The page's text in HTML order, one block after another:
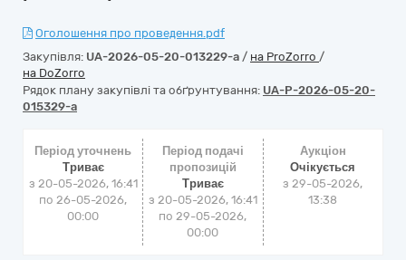
Оголошення про проведення.pdf
Закупівля: UA-2026-05-20-013229-a / на ProZorro /
на DoZorro
Рядок плану закупівлі та обґрунтування: UA-P-2026-05-20-
015329-a
Період уточнень
Триває
з 20-05-2026, 16:41
по 26-05-2026,
00:00
Період подачі
пропозицій
Триває
з 20-05-2026, 16:41
по 29-05-2026,
00:00
Аукціон
Очікується
з29-05-2026,
13:38